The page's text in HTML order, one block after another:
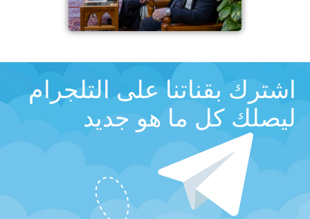
اشترك بقناتنا على التلجرام
ليصلك كل ما هو جديد